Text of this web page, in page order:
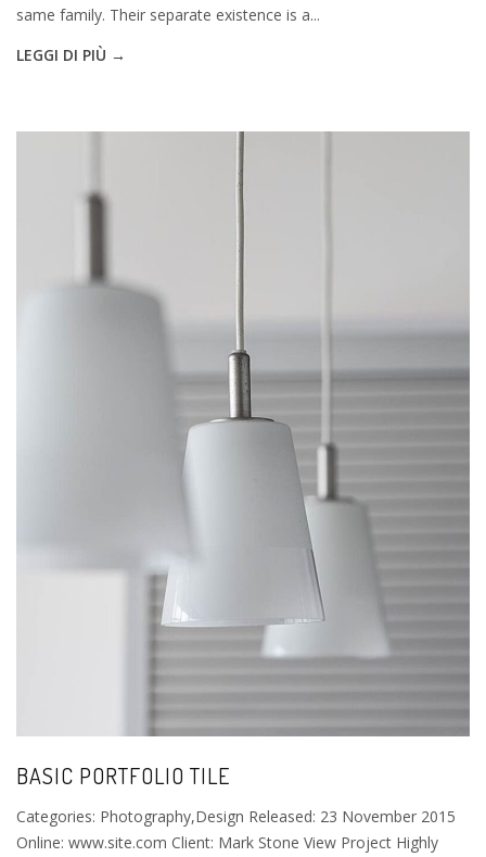
same family. Their separate existence is a...
LEGGI DI PIÙ →
BASIC PORTFOLIO TILE
Categories: Photography,Design Released: 23 November 2015
Online: www.site.com Client: Mark Stone View Project Highly